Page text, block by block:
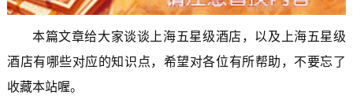
本篇文章给大家谈谈上海五星级酒店，以及上海五星级
酒店有哪些对应的知识点，希望对各位有所帮助，不要忘了
收藏本站喔。